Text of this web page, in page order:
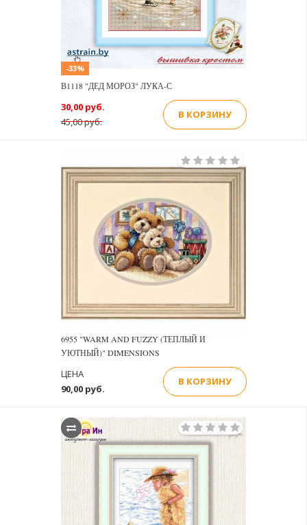
-33%
В1118 "ДЕД МОРОЗ" ЛУКА-С
45,00 руб.
30,00 руб.
В КОРЗИНУ
6955 "WARM AND FUZZY (ТЕПЛЫЙ И
УЮТНЫЙ)" DIMENSIONS
90,00 руб.
ЦЕНА
В КОРЗИНУ